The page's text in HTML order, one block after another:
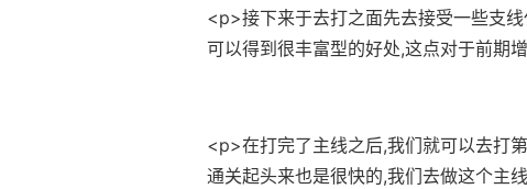
<p>接下来于去打之面先去接受一些支
可以得到很丰富型的好处,这点对于前期
<p>在打完了主线之后,我们就可以去打
通关起头来也是很快的,我们去做这个主